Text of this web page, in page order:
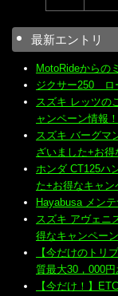
最新エントリ
MotoRideからの
ジクサー250 ロ
スズキ レッツの
ャンペーン情報！
スズキ バーグマ
ざいました+お得
ホンダ CT125ハ
た+お得なキャン
Hayabusa メン
スズキ アヴェニ
得なキャンペー
【今だけのトリ
質最大30，000
【今だけ！】